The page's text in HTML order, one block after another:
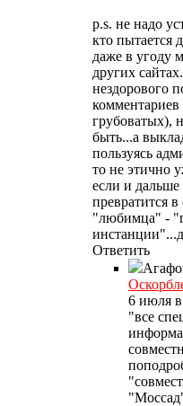
p.s. не надо
кто пытается
даже в угоду
других
нездорового
грубоватых),
быть...а
пользуясь
то не этично
если и дальше
превратится
"любимца" -
Ответить
6 июля в
"все